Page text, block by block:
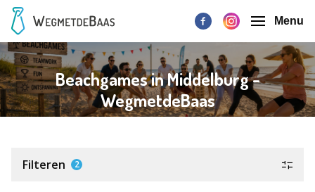
Menu
Beachgames in Middelburg -
WegmetdeBaas
Filteren 2